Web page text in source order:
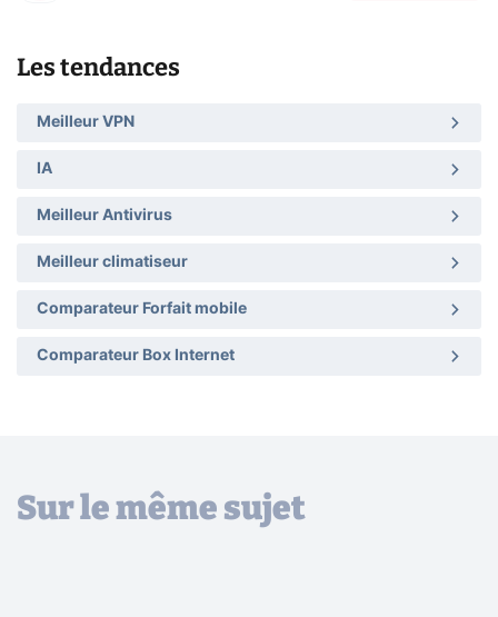
Les tendances
Meilleur VPN
IA
Meilleur Antivirus
Meilleur climatiseur
Comparateur Forfait mobile
Comparateur Box Internet
Sur le même sujet